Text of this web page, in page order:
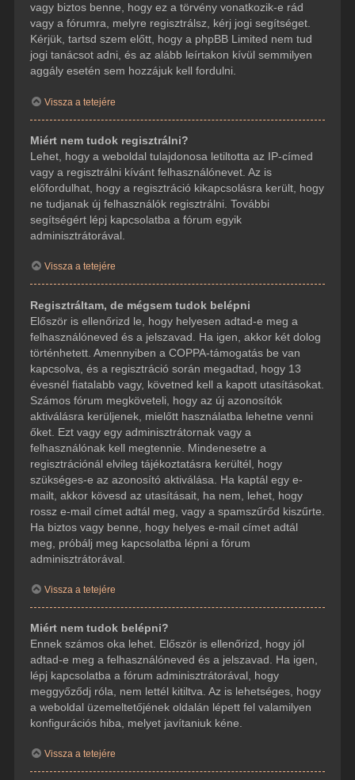
vagy biztos benne, hogy ez a törvény vonatkozik-e rád
vagy a fórumra, melyre regisztrálsz, kérj jogi segítséget.
Kérjük, tartsd szem előtt, hogy a phpBB Limited nem tud
jogi tanácsot adni, és az alább leírtakon kívül semmilyen
aggály esetén sem hozzájuk kell fordulni.
Vissza a tetejére
Miért nem tudok regisztrálni?
Lehet, hogy a weboldal tulajdonosa letiltotta az IP-címed
vagy a regisztrálni kívánt felhasználónevet. Az is
előfordulhat, hogy a regisztráció kikapcsolásra került, hogy
ne tudjanak új felhasználók regisztrálni. További
segítségért lépj kapcsolatba a fórum egyik
adminisztrátorával.
Vissza a tetejére
Regisztráltam, de mégsem tudok belépni
Először is ellenőrizd le, hogy helyesen adtad-e meg a
felhasználóneved és a jelszavad. Ha igen, akkor két dolog
történhetett. Amennyiben a COPPA-támogatás be van
kapcsolva, és a regisztráció során megadtad, hogy 13
évesnél fiatalabb vagy, követned kell a kapott utasításokat.
Számos fórum megköveteli, hogy az új azonosítók
aktiválásra kerüljenek, mielőtt használatba lehetne venni
őket. Ezt vagy egy adminisztrátornak vagy a
felhasználónak kell megtennie. Mindenesetre a
regisztrációnál elvileg tájékoztatásra kerültél, hogy
szükséges-e az azonosító aktiválása. Ha kaptál egy e-
mailt, akkor kövesd az utasításait, ha nem, lehet, hogy
rossz e-mail címet adtál meg, vagy a spamszűrőd kiszűrte.
Ha biztos vagy benne, hogy helyes e-mail címet adtál
meg, próbálj meg kapcsolatba lépni a fórum
adminisztrátorával.
Vissza a tetejére
Miért nem tudok belépni?
Ennek számos oka lehet. Először is ellenőrizd, hogy jól
adtad-e meg a felhasználóneved és a jelszavad. Ha igen,
lépj kapcsolatba a fórum adminisztrátorával, hogy
meggyőződj róla, nem lettél kitiltva. Az is lehetséges, hogy
a weboldal üzemeltetőjének oldalán lépett fel valamilyen
konfigurációs hiba, melyet javítaniuk kéne.
Vissza a tetejére